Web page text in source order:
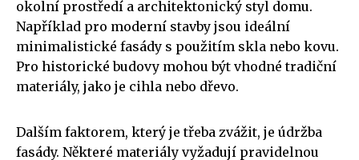
okolní prostředí a architektonický styl domu.
Například pro moderní stavby jsou ideální
minimalistické fasády s použitím skla nebo kovu.
Pro historické budovy mohou být vhodné tradiční
materiály, jako je cihla nebo dřevo.
Dalším faktorem, který je třeba zvážit, je údržba
fasády. Některé materiály vyžadují pravidelnou